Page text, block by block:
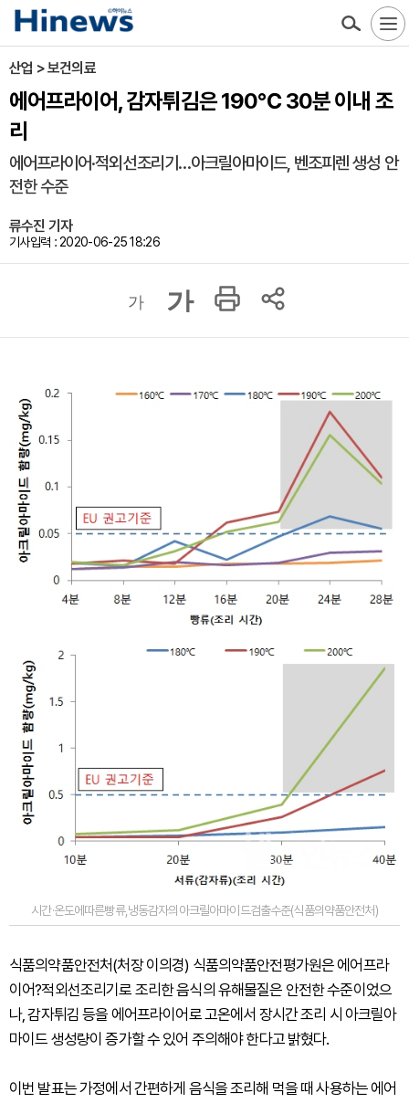
산업 > 보건의료
에어프라이어, 감자튀김은 190℃ 30분 이내 조
리
에어프라이어·적외선조리기…아크릴아마이드, 벤조피렌 생성 안
전한 수준
류수진 기자
기사입력 : 2020-06-25 18:26
가 가
시간·온도에따른빵류,냉동감자의아크릴아마이드검출수준(식품의약품안전처)
식품의약품안전처(처장 이의경) 식품의약품안전평가원은 에어프라
이어?적외선조리기로 조리한 음식의 유해물질은 안전한 수준이었으
나, 감자튀김 등을 에어프라이어로 고온에서 장시간 조리 시 아크릴아
마이드 생성량이 증가할 수 있어 주의해야 한다고 밝혔다.
이번 발표는 가정에서 간편하게 음식을 조리해 먹을 때 사용하는 에어